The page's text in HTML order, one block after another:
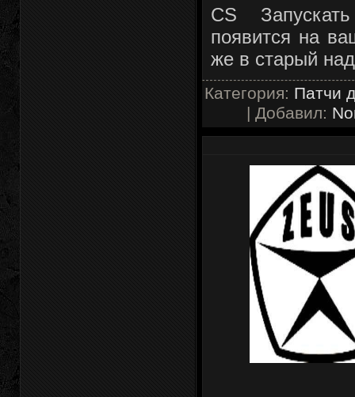
CS
появится на
же в старый
Категория: Патчи
| Добавил: